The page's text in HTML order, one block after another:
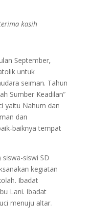
kasih
September,
untuk
seiman. Tahun
Sumber Keadilan”
yaitu Nahum dan
dan
baiknya tempat
siswa-siswi SD
kegiatan
Ibadat
Lani. Ibadat
menuju altar.